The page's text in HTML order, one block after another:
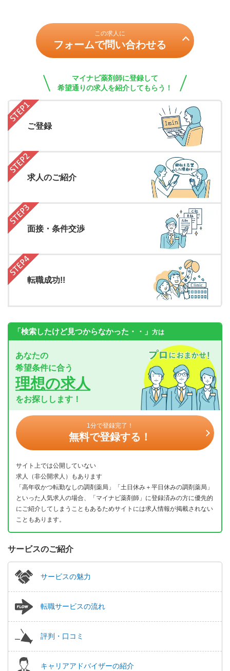
この求人に
フォームで問い合わせる
マイナビ薬剤師に登録して
希望通りの求人を紹介してもらう！
ご登録
求人のご紹介
面接・条件交渉
転職成功!!
「検索したけど見つからなかった・・」 方は
あなたの
希望条件に合う
理想の求人
をお探しします！
1分で登録完了！
無料で登録する！
サイト上では公開していない
求人（非公開求人）もあります
「高年収かつ転勤なしの調剤薬局」「土日休み＋平日休みの調剤薬局」
といった人気求人の場合、「マイナビ薬剤師」に登録済みの方に優先的
にご紹介してしまうこともあるためサイトには求人情報が掲載されない
こともあります。
サービスのご紹介
サービスの魅力
転職サービスの流れ
評判・口コミ
キャリアアドバイザーの紹介